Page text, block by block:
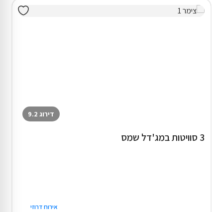
דירוג 9.2
3 סוויטות במג'דל שמס
אירוח דרוזי